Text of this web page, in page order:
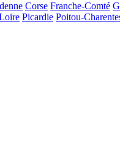
Corse Franche-Comté
Picardie Poitou-